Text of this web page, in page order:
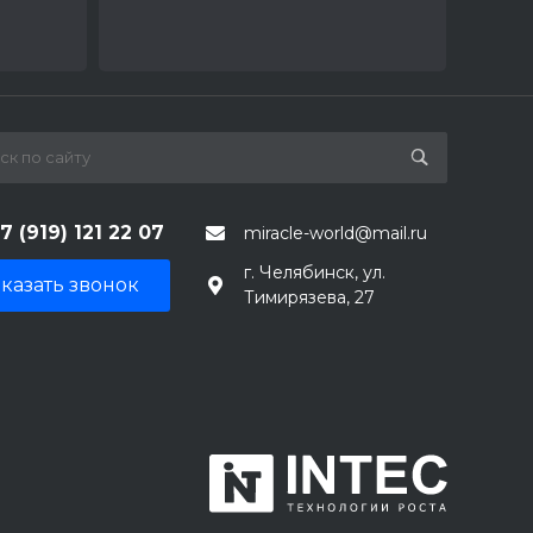
(919) 121 22 07 miracle-world@mail.ru
звонок
г. Челябинск, ул.
Тимирязева, 27